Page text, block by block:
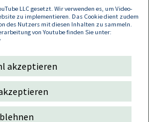
LLC gesetzt. Wir verwenden es, um Video-
zu implementieren. Das Cookie dient zudem
des Nutzers mit diesen Inhalten zu sammeln.
von Youtube finden Sie unter:
akzeptieren
2026